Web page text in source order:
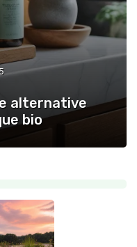
alternative
bio